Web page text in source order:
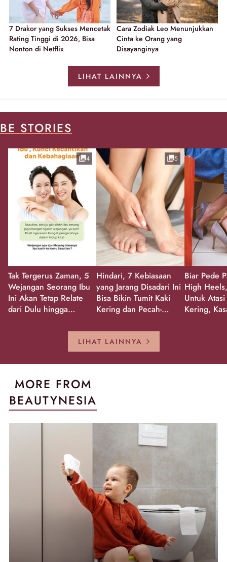
7 Drakor yang Sukses Mencetak
Rating Tinggi di 2026, Bisa
Nonton di Netflix
Cara Zodiak Leo Menunjukkan
Cinta ke Orang yang
Disayanginya
LIHAT LAINNYA
BE STORIES
Tak Tergerus Zaman, 5
Wejangan Seorang Ibu
Ini Akan Tetap Relate
dari Dulu hingga
4
Hindari, 7 Kebiasaan
yang Jarang Disadari Ini
Bisa Bikin Tumit Kaki
Kering dan Pecah-
5
Biar Pede
High
Untuk
Kering,
LIHAT LAINNYA
MORE FROM
BEAUTYNESIA